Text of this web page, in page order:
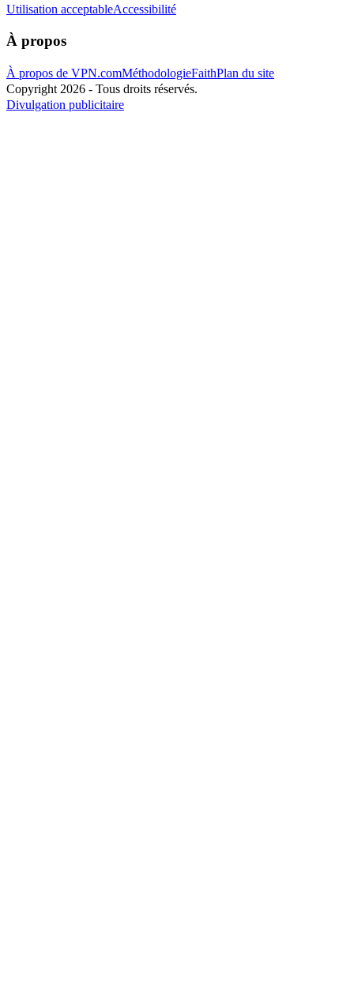
Utilisation acceptableAccessibilité
À propos
À propos de VPN.comMéthodologieFaithPlan du site
Copyright 2026 - Tous droits réservés.
Divulgation publicitaire